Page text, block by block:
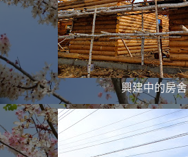
興建中的房舍